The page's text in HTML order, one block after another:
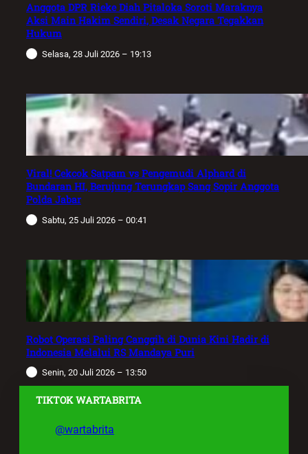
Anggota DPR Rieke Diah Pitaloka Soroti Maraknya
Aksi Main Hakim Sendiri, Desak Negara Tegakkan
Hukum
Selasa, 28 Juli 2026 – 19:13
Viral! Cekcok Satpam vs Pengemudi Alphard di
Bundaran HI, Berujung Terungkap Sang Sopir Anggota
Polda Jabar
Sabtu, 25 Juli 2026 – 00:41
Robot Operasi Paling Canggih di Dunia Kini Hadir di
Indonesia Melalui RS Mandaya Puri
Senin, 20 Juli 2026 – 13:50
TIKTOK WARTABRITA
@wartabrita